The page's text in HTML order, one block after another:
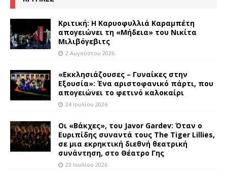
Κριτική: Η Καρυοφυλλιά Καραμπέτη
απογειώνει τη «Μήδεια» του Νικίτα
Μιλιβόγεβιτς
2 Αυγούστου 2026
«Εκκλησιάζουσες – Γυναίκες στην
Εξουσία»: Ένα αριστοφανικό πάρτι, που
απογειώνει το φετινό καλοκαίρι
24 Ιουλίου 2026
Οι «Βάκχες», του Javor Gardev: Όταν ο
Ευριπίδης συναντά τους The Tiger Lillies,
σε μια εκρηκτική διεθνή θεατρική
συνάντηση, στο Θέατρο Γης
23 Ιουλίου 2026